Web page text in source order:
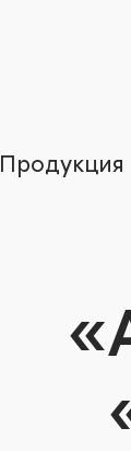
Продукция